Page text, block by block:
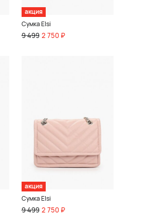
акция
Сумка Elsi
9 499 2 750 ₽
акция
Сумка Elsi
9 499 2 750 ₽